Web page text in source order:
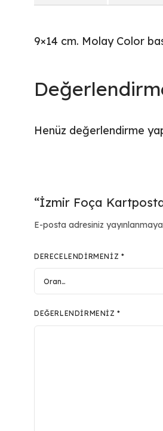
9×14 cm. Molay Color
Henüz değerlendirme
“İzmir Foça
E-posta adresiniz
DERECELENDIRMENIZ *
DEĞERLENDIRMENIZ*